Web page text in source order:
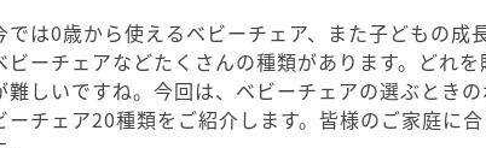
では0歳から使えるベビーチェア、また子どもの成
ビーチェアなどたくさんの種類があります。どれ
難しいですね。今回は、ベビーチェアの選ぶとき
ーチェア20種類をご紹介します。皆様のご家庭に